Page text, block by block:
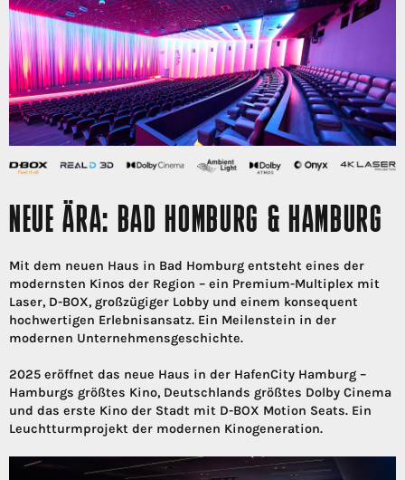
NEUE ÄRA: BAD HOMBURG & HAMBURG
Mit dem neuen Haus in Bad Homburg entsteht eines der
modernsten Kinos der Region – ein Premium-Multiplex mit
Laser, D-BOX, großzügiger Lobby und einem konsequent
hochwertigen Erlebnisansatz. Ein Meilenstein in der
modernen Unternehmensgeschichte.
2025 eröffnet das neue Haus in der HafenCity Hamburg –
Hamburgs größtes Kino, Deutschlands größtes Dolby Cinema
und das erste Kino der Stadt mit D-BOX Motion Seats. Ein
Leuchtturmprojekt der modernen Kinogeneration.